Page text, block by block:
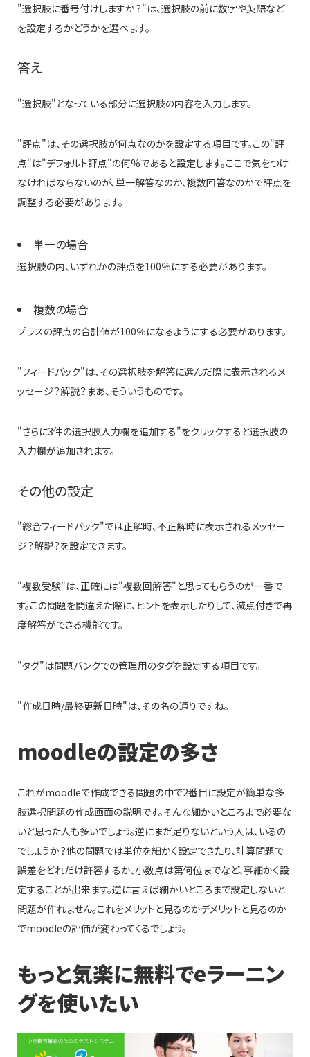
"選択肢に番号付けしますか？"は、選択肢の前に数字や英語など
を設定するかどうかを選べます。
答え
"選択肢"となっている部分に選択肢の内容を入力します。
"評点"は、その選択肢が何点なのかを設定する項目です。この"評
点"は"デフォルト評点"の何%であると設定します。ここで気をつけ
なければならないのが、単一解答なのか、複数回答なのかで評点を
調整する必要があります。
単一の場合
選択肢の内、いずれかの評点を100％にする必要があります。
複数の場合
プラスの評点の合計値が100％になるようにする必要があります。
"フィードバック"は、その選択肢を解答に選んだ際に表示されるメ
ッセージ？解説？まあ、そういうものです。
"さらに3件の選択肢入力欄を追加する"をクリックすると選択肢の
入力欄が追加されます。
その他の設定
"総合フィードバック"では正解時、不正解時に表示されるメッセー
ジ？解説？を設定できます。
"複数受験"は、正確には"複数回解答"と思ってもらうのが一番で
す。この問題を間違えた際に、ヒントを表示したりして、減点付きで再
度解答ができる機能です。
"タグ"は問題バンクでの管理用のタグを設定する項目です。
"作成日時/最終更新日時"は、その名の通りですね。
moodleの設定の多さ
これがmoodleで作成できる問題の中で2番目に設定が簡単な多
肢選択問題の作成画面の説明です。そんな細かいところまで必要な
いと思った人も多いでしょう。逆にまだ足りないという人は、いるの
でしょうか？他の問題では単位を細かく設定できたり、計算問題で
誤差をどれだけ許容するか、小数点は第何位までなど、事細かく設
定することが出来ます。逆に言えば細かいところまで設定しないと
問題が作れません。これをメリットと見るのかデメリットと見るのか
でmoodleの評価が変わってくるでしょう。
もっと気楽に無料でeラーニン
グを使いたい